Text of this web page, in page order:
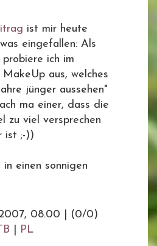
ist mir heute
eingefallen: Als
probiere ich im
aus, welches
jünger aussehen"
ma einer, dass die
zu viel versprechen
ist ;-))
einen sonnigen
08.00
(0/0)
PL